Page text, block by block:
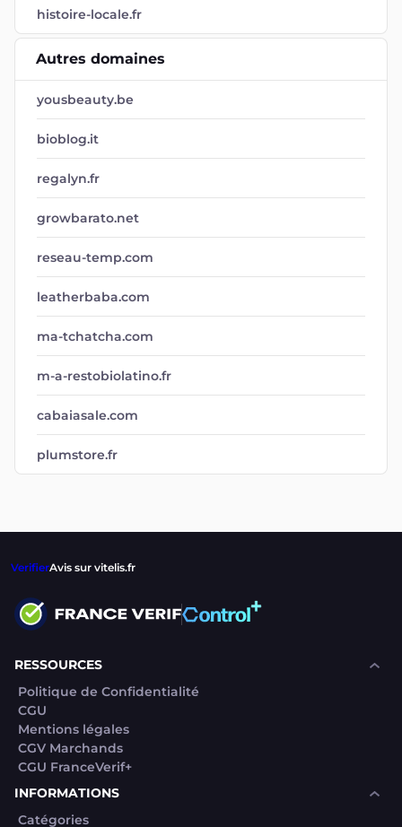
histoire-locale.fr
Autres domaines
yousbeauty.be
bioblog.it
regalyn.fr
growbarato.net
reseau-temp.com
leatherbaba.com
ma-tchatcha.com
m-a-restobiolatino.fr
cabaiasale.com
plumstore.fr
VerifierAvis sur vitelis.fr
RESSOURCES
Politique de Confidentialité
CGU
Mentions légales
CGV Marchands
CGU FranceVerif+
INFORMATIONS
Catégories